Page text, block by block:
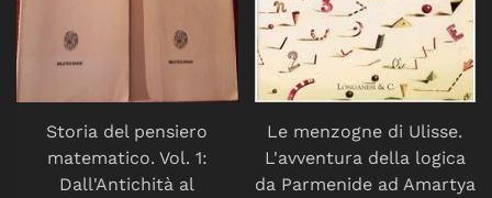
Storia del pensiero
matematico. Vol. 1:
Dall'Antichità al
Le menzogne di Ulisse.
L'avventura della logica
da Parmenide ad Amartya